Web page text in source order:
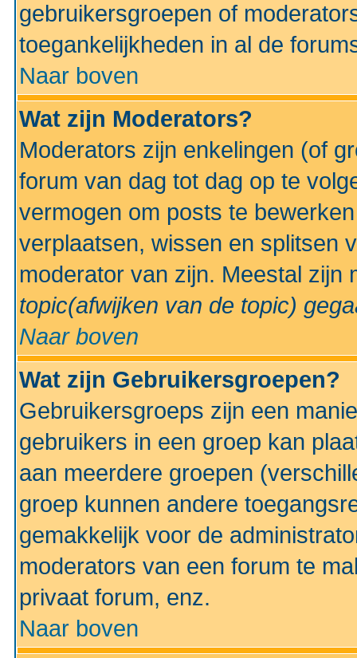
gebruikersgroepen of
toegankelijkheden in al de
Naar boven
Wat zijn Moderators?
Moderators zijn enkelingen (of
forum van dag tot dag op te
vermogen om posts te
verplaatsen, wissen en splitsen
moderator van zijn. Meestal
topic(afwijken van de topic)
Naar boven
Wat zijn Gebruikersgroepen?
Gebruikersgroeps zijn een
gebruikers in een groep kan
aan meerdere groepen
groep kunnen andere
gemakkelijk voor de
moderators van een forum te
privaat forum, enz.
Naar boven